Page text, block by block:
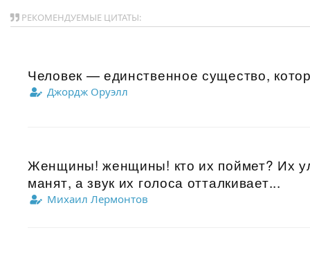
РЕКОМЕНДУЕМЫЕ ЦИТАТЫ:
Человек — единственное существо,
Джордж Оруэлл
Женщины! женщины! кто их поймет? Их
манят, а звук их голоса отталкивает...
Михаил Лермонтов